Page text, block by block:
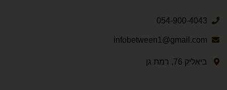
054-900-4043
infobetween1@gmail.com
ביאליק 76, רמת גן